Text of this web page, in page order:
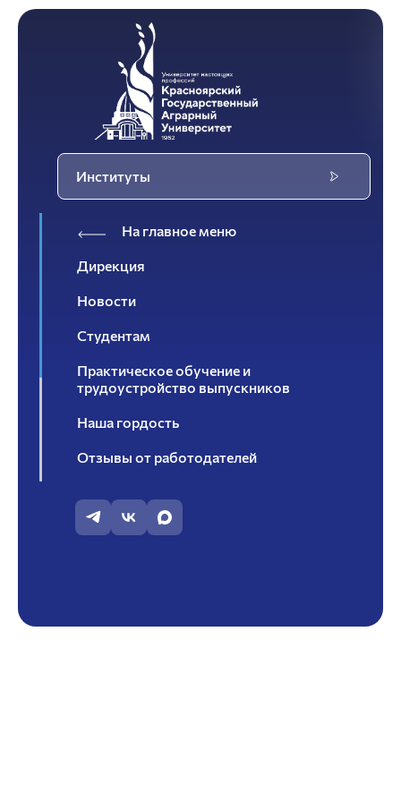
Институты
На главное меню
Дирекция
Новости
Студентам
Практическое обучение и
трудоустройство выпускников
Наша гордость
Отзывы от работодателей
Научная работа
Совет работодателей